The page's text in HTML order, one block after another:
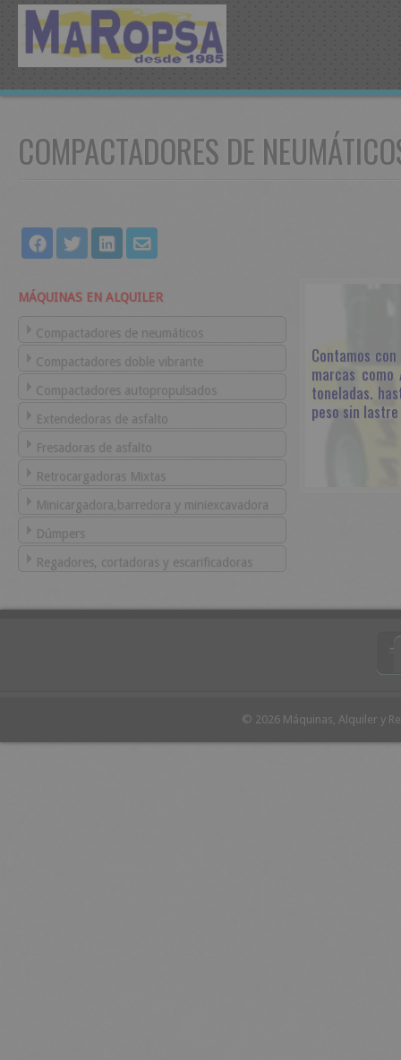
COMPACTADORES DE
MÁQUINAS EN ALQUILER
Compactadores de neumáticos
Compactadores doble vibrante
Compactadores autopropulsados
Extendedoras de asfalto
Fresadoras de asfalto
Retrocargadoras Mixtas
Minicargadora,barredora y miniexcavadora
Dúmpers
Regadores, cortadoras y escarificadoras
Contamos
marcas
toneladas.
peso sin
© 2026 Máquinas, Alquiler y